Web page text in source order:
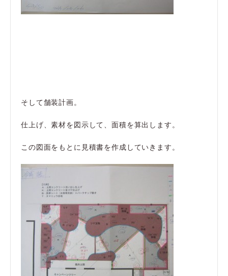
そして舗装計画。
仕上げ、素材を図示して、面積を算出します。
この図面をもとに見積書を作成していきます。